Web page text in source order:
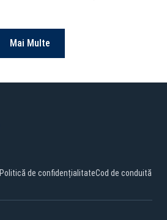
Mai Multe
Politică de confidențialitateCod de conduită